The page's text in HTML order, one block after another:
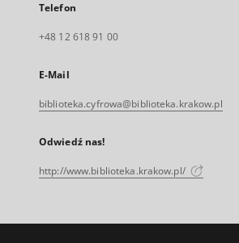
Telefon
+48 12 618 91 00
E-Mail
biblioteka.cyfrowa@biblioteka.krakow.pl
Odwiedź nas!
http://www.biblioteka.krakow.pl/